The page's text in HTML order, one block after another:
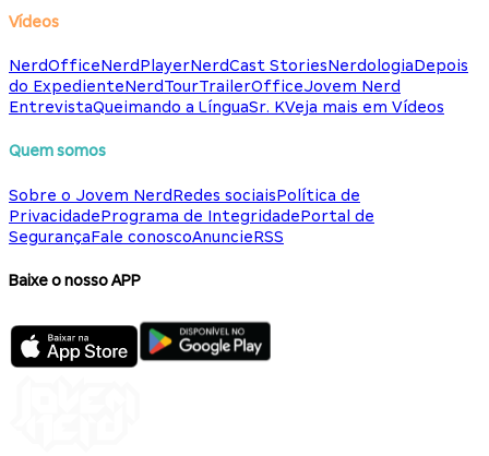
Vídeos
NerdOfficeNerdPlayerNerdCast StoriesNerdologiaDepois
do ExpedienteNerdTourTrailerOfficeJovem Nerd
EntrevistaQueimando a LínguaSr. KVeja mais em Vídeos
Quem somos
Sobre o Jovem NerdRedes sociaisPolítica de
PrivacidadePrograma de IntegridadePortal de
SegurançaFale conoscoAnuncieRSS
Baixe o nosso APP